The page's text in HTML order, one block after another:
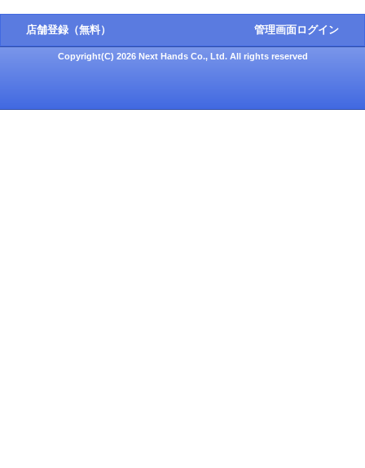
店舗登録（無料） 管理画面ログイン
Copyright(C) 2026 Next Hands Co., Ltd. All rights reserved